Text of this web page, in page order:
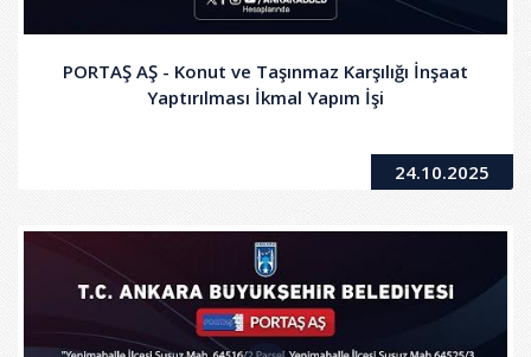
PORTAŞ AŞ - Konut ve Taşınmaz Karşılığı İnşaat
Yaptırılması İkmal Yapım İşi
24.10.2025